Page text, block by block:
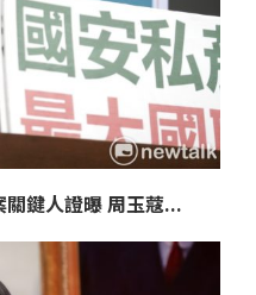
關鍵人證曝 周玉蔻...